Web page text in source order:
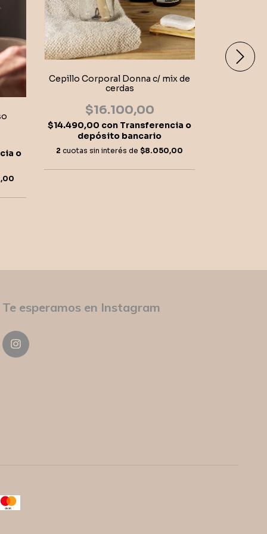
o
Cepillo Corporal Donna c/ mix de
cerdas
$16.100,00
$14.490,00 con Transferencia o
depósito bancario
2 cuotas sin interés de $8.050,00
Te esperamos en Instagram